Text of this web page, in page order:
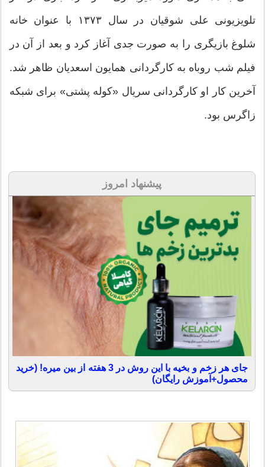
تلویزیونی علی شوقیان در سال ۱۳۷۳ با عنوان خانه
شلوغ بازیگری را به صورت جدی آغاز کرد و بعد از آن در
فیلم شب روباه به کارگردانی همایون اسعدیان ظاهر شد.
آخرین کار او کارگردانی سریال «کوله پشتی» برای شبکه
زاگرس بود.
پیشنهاد امروز
جای هر زخم و بخیه با این روش در 3 هفته از بین میره! (خرید
محصول+آموزش رایگان)